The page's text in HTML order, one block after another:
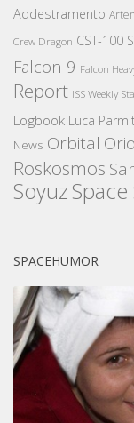
Addestramento
Crew Dragon CST-100
Falcon 9 Falcon
Report ISS Weekly
Logbook Luca
News Orbital
Roskosmos
Soyuz
SPACEHUMOR